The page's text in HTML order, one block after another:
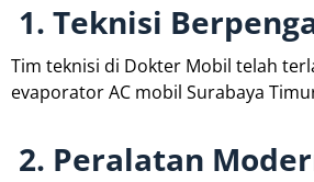
1. Teknisi
Tim teknisi di Dokter Mobil telah
evaporator AC mobil Surabaya
2. Peralatan